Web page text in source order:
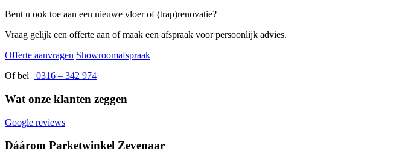
Bent u ook toe aan een nieuwe vloer of (trap)renovatie?
Vraag gelijk een offerte aan of maak een afspraak voor persoonlijk advies.
Offerte aanvragen Showroomafspraak
Of bel
0316 – 342 974
Wat onze klanten zeggen
Google reviews
Dáárom Parketwinkel Zevenaar